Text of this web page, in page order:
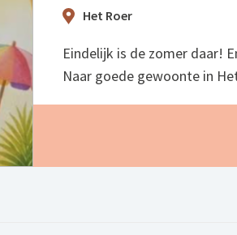
Het Roer
Eindelijk is de zomer daar!
Naar goede gewoonte in